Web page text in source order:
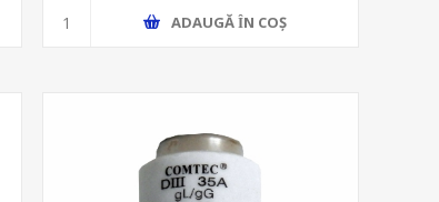
ADAUGĂ ȊN COŞ